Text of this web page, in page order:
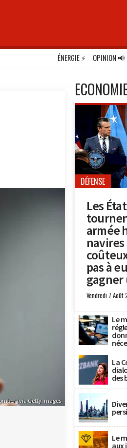
ÉNERGIE⚡ OPINION📢
via Getty Images
DÉFENSE
Les
armée
pas à
gagner
Vendredi 7 Août
Le
La
des
Le
aux